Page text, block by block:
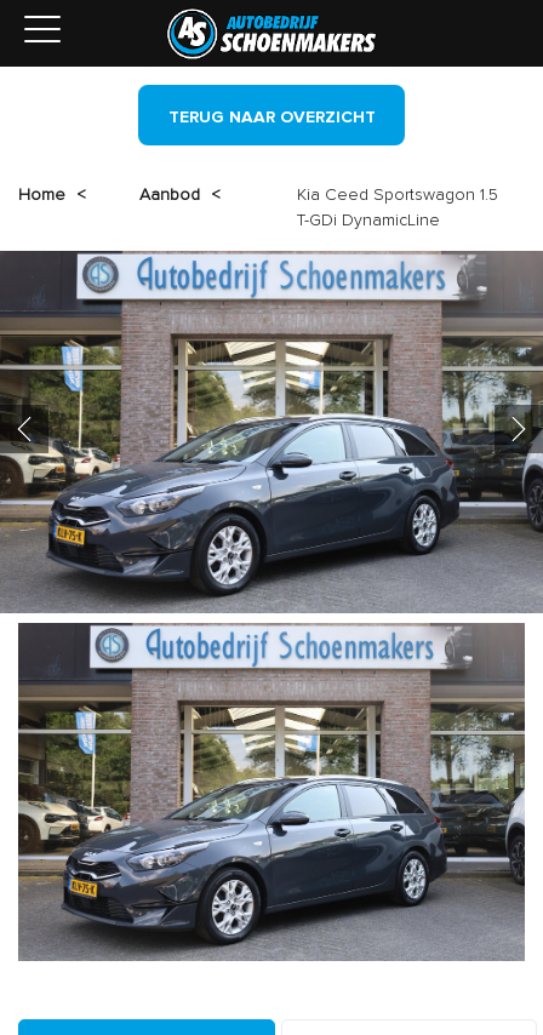
TERUG NAAR OVERZICHT
Home < Aanbod <
Kia Ceed Sportswagon 1.5
T-GDi DynamicLine